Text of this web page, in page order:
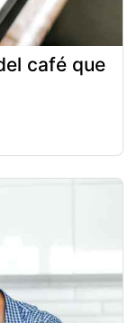
café que